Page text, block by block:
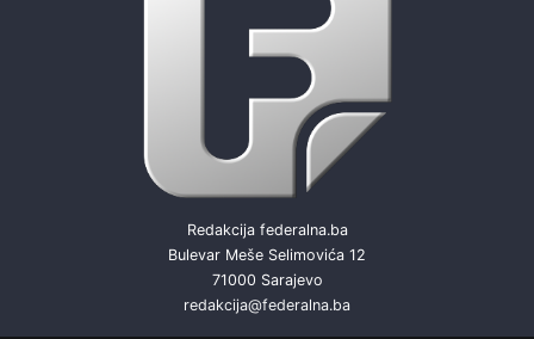
Redakcija federalna.ba
Bulevar Meše Selimovića 12
71000 Sarajevo
redakcija@federalna.ba